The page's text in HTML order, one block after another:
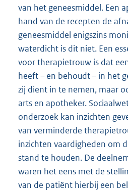
van het geneesmiddel. Een
hand van de recepten de
geneesmiddel enigszins
waterdicht is dit niet. Een
voor therapietrouw is dat
heeft – en behoudt – in het
zij dient in te nemen, maar
arts en apotheker.
onderzoek kan inzichten
van verminderde
inzichten vaardigheden om
stand te houden. De
waren het eens met de
van de patiënt hierbij een